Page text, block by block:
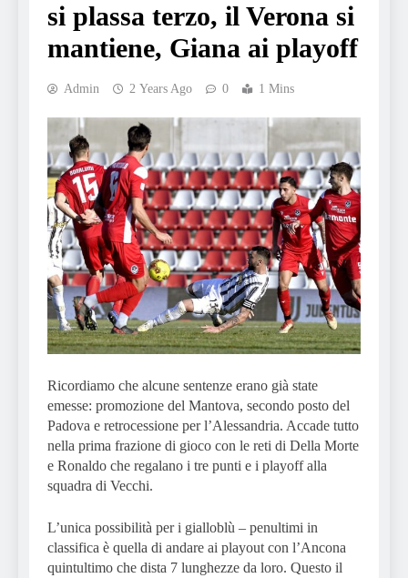
si plassa terzo, il Verona si
mantiene, Giana ai playoff
Admin 2 Years Ago 0 1 Mins
Ricordiamo che alcune sentenze erano già state
emesse: promozione del Mantova, secondo posto del
Padova e retrocessione per l’Alessandria. Accade tutto
nella prima frazione di gioco con le reti di Della Morte
e Ronaldo che regalano i tre punti e i playoff alla
squadra di Vecchi.
L’unica possibilità per i gialloblù – penultimi in
classifica è quella di andare ai playout con l’Ancona
quintultimo che dista 7 lunghezze da loro. Questo il